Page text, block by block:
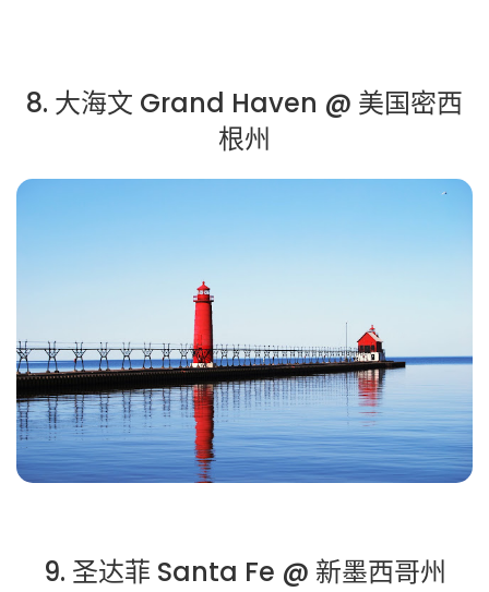
8. 大海文 Grand Haven @ 美国密西
根州
9. 圣达菲 Santa Fe @ 新墨西哥州